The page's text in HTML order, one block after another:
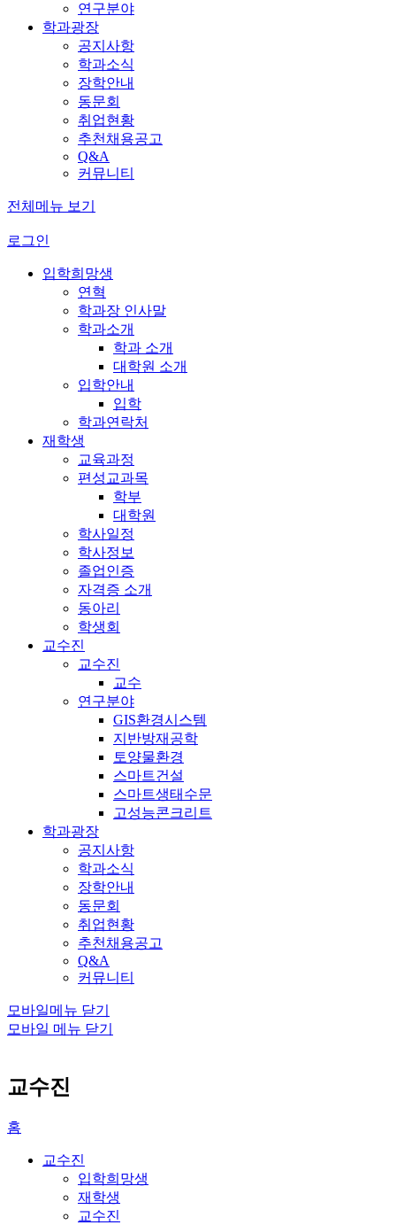
연구분야
학과광장
공지사항
학과소식
장학안내
동문회
취업현황
추천채용공고
Q&A
커뮤니티
전체메뉴 보기
로그인
입학희망생
연혁
학과장 인사말
학과소개
학과 소개
대학원 소개
입학안내
입학
학과연락처
재학생
교육과정
편성교과목
학부
대학원
학사일정
학사정보
졸업인증
자격증 소개
동아리
학생회
교수진
교수진
교수
연구분야
GIS환경시스템
지반방재공학
토양물환경
스마트건설
스마트생태수문
고성능콘크리트
학과광장
공지사항
학과소식
장학안내
동문회
취업현황
추천채용공고
Q&A
커뮤니티
모바일메뉴 닫기
모바일 메뉴 닫기
교수진
홈
교수진
입학희망생
재학생
교수진